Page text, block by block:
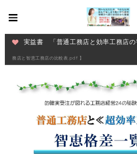
実益書 「普通工務店と効率工務店の
務店と智恵工務店の比較表.pdf 】